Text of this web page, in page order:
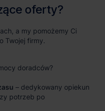
oferty?
a my pomożemy Ci
Twojej firmy.
doradców?
– dedykowany opiekun
potrzeb po